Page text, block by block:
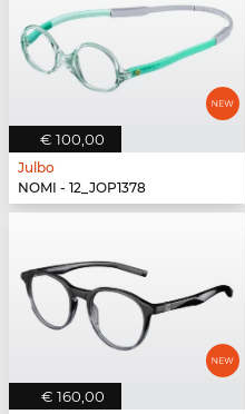
€ 100,00
Julbo
NOMI - 12_JOP1378
€ 160,00